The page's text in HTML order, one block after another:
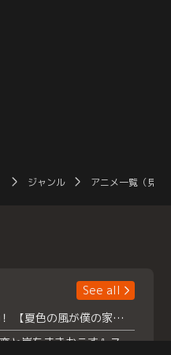
ジャンル アニメ一覧（見放
See all
浮所飛貴主演！ 【夏色の風が僕の家にやってきた】 本日よりテラサで独占配信スタート！
『夏色の雲が恋と嵐をまきおこす』スペシャルメイキング 【Part1】2026年７月18日（土）23時30分～配信スタート！話題のシーンの裏側を大公開！豪華キャスト大集合！ 『武宮家 真夏の家族会議』開催！